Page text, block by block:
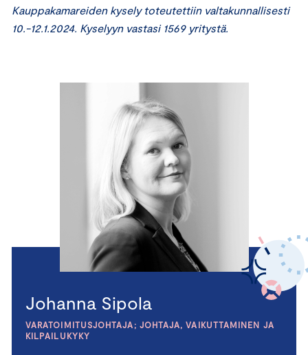
Kauppakamareiden kysely toteutettiin valtakunnallisesti
10.-12.1.2024. Kyselyyn vastasi 1569 yritystä.
Johanna Sipola
VARATOIMITUSJOHTAJA; JOHTAJA, VAIKUTTAMINEN JA
KILPAILUKYKY